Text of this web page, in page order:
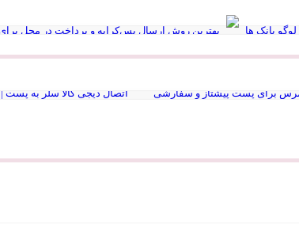
لوگو بانک ها بهترین روش ارسال پس‌کرایه و پرداخت در محل برای
رهگیری آنی بگیریم آموزش اتصال فروشگاه آنلاین به اداره
برای پست پیشتاز و سفارشی اتصال دیجی کالا سلر به
تولیدکنندگان محتوا و آنلاین شاپ ها بیوگرافی دکتر جردن